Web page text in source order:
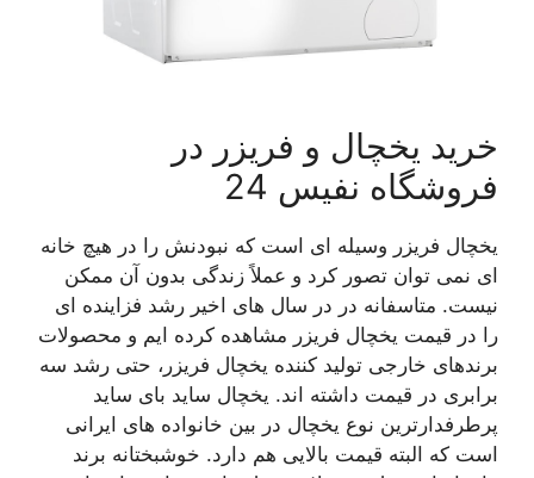
خرید یخچال و فریزر در
فروشگاه نفیس 24
یخچال فریزر وسیله ای است که نبودنش را در هیچ خانه
ای نمی توان تصور کرد و عملاً زندگی بدون آن ممکن
نیست. متاسفانه در در سال های اخیر رشد فزاینده ای
را در قیمت یخچال فریزر مشاهده کرده ایم و محصولات
برندهای خارجی تولید کننده یخچال فریزر، حتی رشد سه
برابری در قیمت داشته اند. یخچال ساید بای ساید
پرطرفدارترین نوع یخچال در بین خانواده های ایرانی
است که البته قیمت بالایی هم دارد. خوشبختانه برند